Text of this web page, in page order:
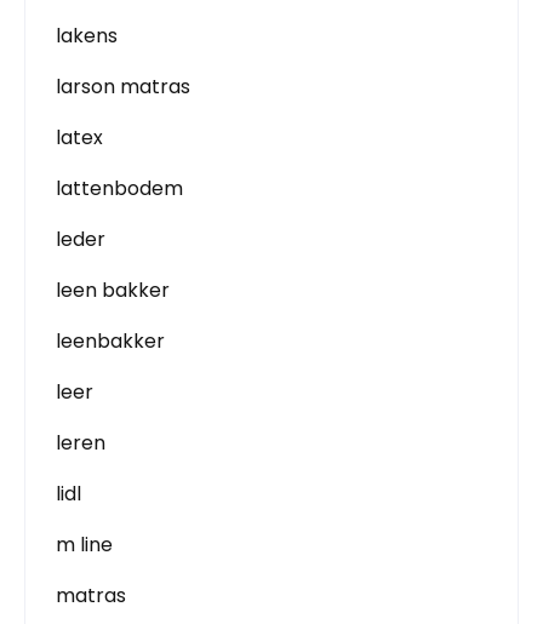
lakens
larson matras
latex
lattenbodem
leder
leen bakker
leenbakker
leer
leren
lidl
m line
matras